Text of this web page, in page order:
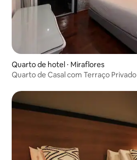
Quarto de hotel ⋅ Miraflores
Quarto de Casal com Terraço Privado